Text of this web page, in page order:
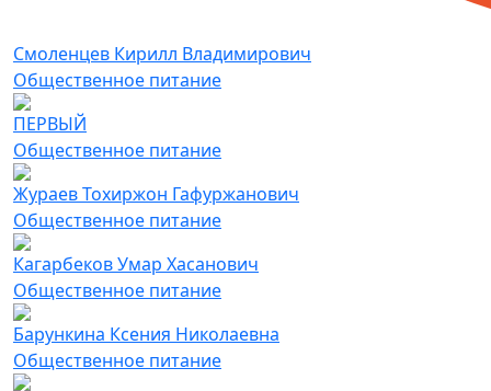
Смоленцев Кирилл Владимирович
Общественное питание
ПЕРВЫЙ
Общественное питание
Жураев Тохиржон Гафуржанович
Общественное питание
Кагарбеков Умар Хасанович
Общественное питание
Барункина Ксения Николаевна
Общественное питание